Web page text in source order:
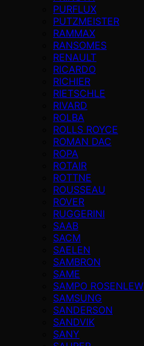
PURFLUX
PUTZMEISTER
RAMMAX
RANSOMES
RENAULT
RICARDO
RICHIER
RIETSCHLE
RIVARD
ROLBA
ROLLS ROYCE
ROMAN DAC
ROPA
ROTAIR
ROTTNE
ROUSSEAU
ROVER
RUGGERINI
SAAB
SACM
SAELEN
SAMBRON
SAME
SAMPO ROSENLEW
SAMSUNG
SANDERSON
SANDVIK
SANY